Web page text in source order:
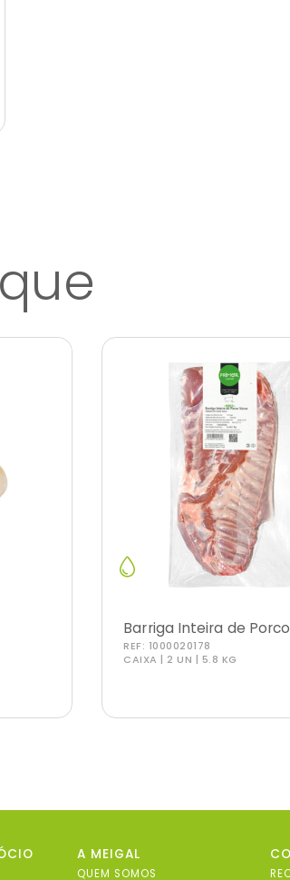
Barriga Inteira de Porco
REF: 1000020178
CAIXA | 2 UN | 5.8 KG
A MEIGAL
QUEM SOMOS